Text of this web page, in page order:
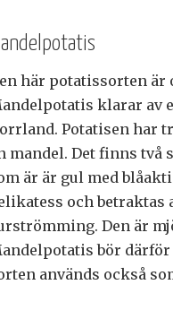
här potatissorten är
klarar av
Potatisen har
mandel. Det finns två
är är gul med
och
Den är
bör
används också